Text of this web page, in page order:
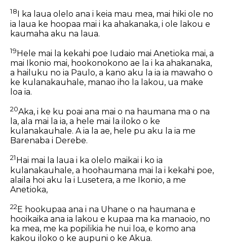
18
I ka laua olelo ana i keia mau mea, mai hiki ole no
ia laua ke hoopaa mai i ka ahakanaka, i ole lakou e
kaumaha aku na laua.
19Hele mai la kekahi poe Iudaio mai Anetioka mai, a
mai Ikonio mai, hookonokono ae la i ka ahakanaka,
a hailuku no ia Paulo, a kano aku la ia ia mawaho o
ke kulanakauhale, manao iho la lakou, ua make
loa ia.
20Aka, i ke ku poai ana mai o na haumana ma o na
la, ala mai la ia, a hele mai la iloko o ke
kulanakauhale. A ia la ae, hele pu aku la ia me
Barenaba i Derebe.
21 Hai mai la laua i ka olelo maikai i ko ia
kulanakauhale, a hoohaumana mai la i kekahi poe,
alaila hoi aku la i Lusetera, a me Ikonio, a me
Anetioka,
22E hookupaa ana i na Uhane o na haumana e
hooikaika ana ia lakou e kupaa ma ka manaoio, no
ka mea, me ka popilikia he nui loa, e komo ana
kakou iloko o ke aupuni o ke Akua.